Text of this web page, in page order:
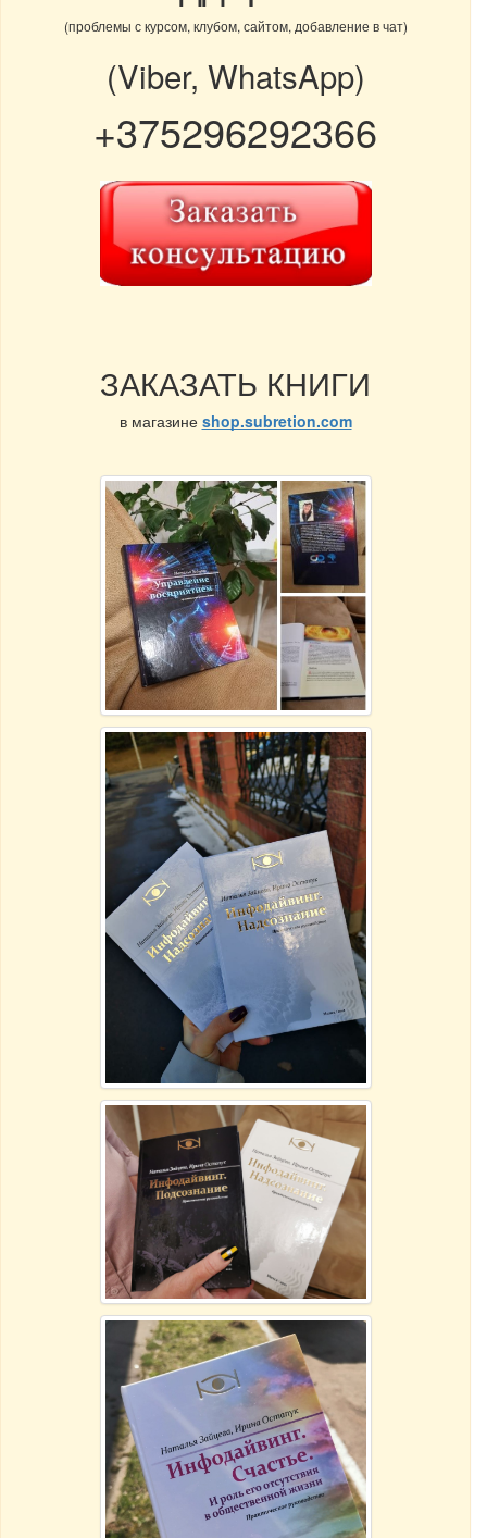
(проблемы с курсом, клубом, сайтом, добавление в чат)
(Viber, WhatsApp)
+375296292366
ЗАКАЗАТЬ КНИГИ
в магазине shop.subretion.com